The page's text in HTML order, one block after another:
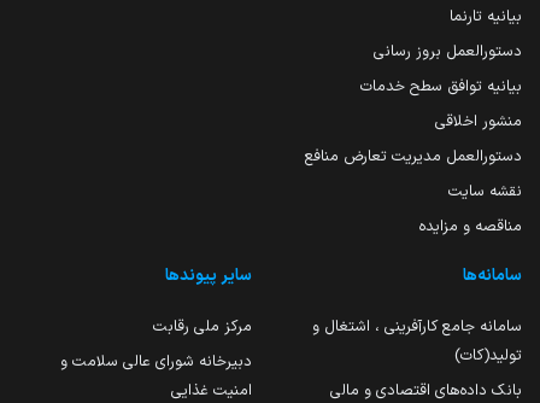
بیانیه تارنما
دستورالعمل بروز رسانی
بیانیه توافق سطح خدمات
منشور اخلاقی
دستورالعمل مدیریت تعارض منافع
نقشه سایت
مناقصه و مزایده
سامانه‌ها
سامانه جامع کارآفرینی ، اشتغال و
تولید(کات)
بانک داده‌های اقتصادی و مالی
سایر پیوندها
مرکز ملی رقابت
دبیرخانه شورای عالی سلامت و
امنیت غذایی